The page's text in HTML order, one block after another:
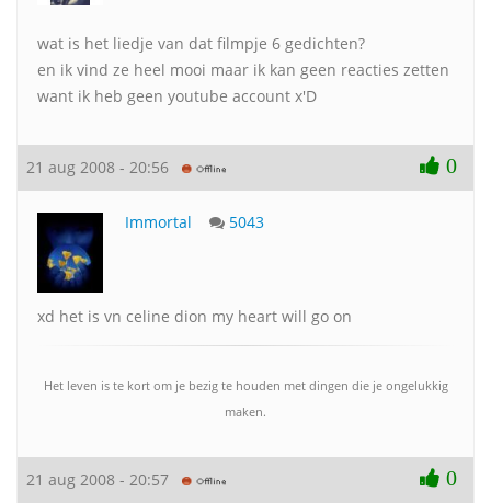
wat is het liedje van dat filmpje 6 gedichten?
en ik vind ze heel mooi maar ik kan geen reacties zetten
want ik heb geen youtube account x'D
21 aug 2008 - 20:56 0
Immortal 5043
xd het is vn celine dion my heart will go on
Het leven is te kort om je bezig te houden met dingen die je ongelukkig
maken.
21 aug 2008 - 20:57 0